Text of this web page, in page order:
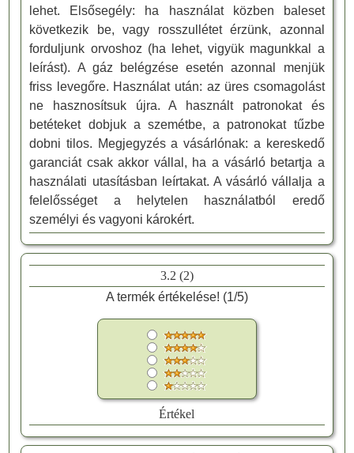
lehet. Elsősegély: ha használat közben baleset
következik be, vagy rosszullétet érzünk, azonnal
forduljunk orvoshoz (ha lehet, vigyük magunkkal a
leírást). A gáz belégzése esetén azonnal menjük
friss levegőre. Használat után: az üres csomagolást
ne hasznosítsuk újra. A használt patronokat és
betéteket dobjuk a szemétbe, a patronokat tűzbe
dobni tilos. Megjegyzés a vásárlónak: a kereskedő
garanciát csak akkor vállal, ha a vásárló betartja a
használati utasításban leírtakat. A vásárló vállalja a
felelősséget a helytelen használatból eredő
személyi és vagyoni károkért.
3.2 (2)
A termék értékelése! (1/5)
Értékel